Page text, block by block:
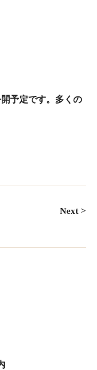
予定です。多くの
Next >